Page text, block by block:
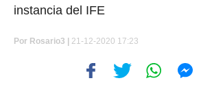
instancia del IFE
Por Rosario3 | 21-12-2020 17:23